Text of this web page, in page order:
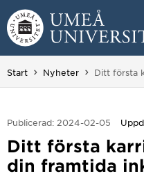
Hoppa direkt till
Huvudmenyn dold.
Start Nyheter Du är här:
Ditt första
Publicerad: 2024-02-05
Ditt första
din framtida